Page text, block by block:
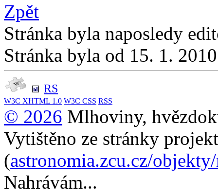
Zpět
Stránka byla naposledy
Stránka byla od 15. 1.
RS
W3C XHTML 1.0 W3C CSS RSS
© 2026 Mlhoviny,
Vytištěno ze stránky
(astronomia.zcu.cz/
Nahrávám...